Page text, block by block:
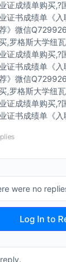
证成绩单购买,?
证书成绩单《入
荐》微信
,罗格斯大学纽
证成绩单购买,?
证书成绩单《入
荐》微信
,罗格斯大学纽
证成绩单购买,?
证书成绩单《入
were no
Log In to